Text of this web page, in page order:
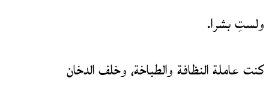
ولستِ بشرا.
كنت عاملة النظافة والطباخة، وخلف الدخان